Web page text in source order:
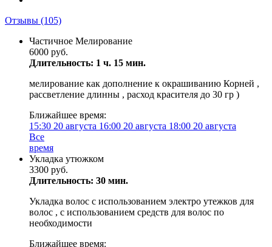
Отзывы (105)
Частичное Мелирование
6000 руб.
Длительность: 1 ч. 15 мин.
мелирование как дополнение к окрашиванию Корней ,
рассветление длинны , расход красителя до 30 гр )
Ближайшее время:
15:30 20 августа 16:00 20 августа 18:00 20 августа
Все
время
Укладка утюжком
3300 руб.
Длительность: 30 мин.
Укладка волос с использованием электро утежков для
волос , с использованием средств для волос по
необходимости
Ближайшее время: